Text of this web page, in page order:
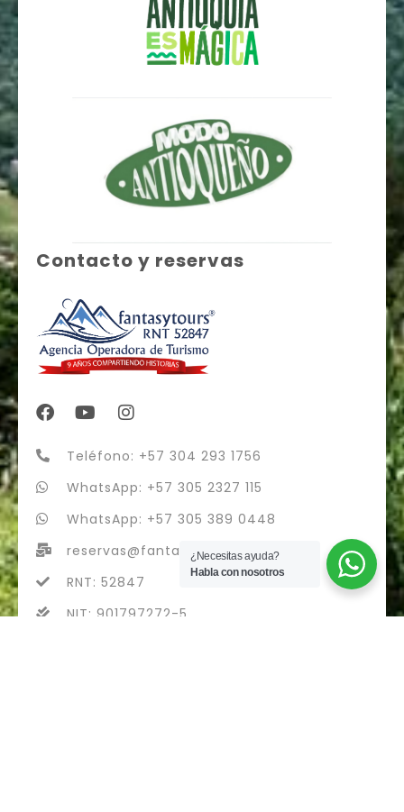
Contacto y reservas
Teléfono: +57 304 293 1756
WhatsApp: +57 305 2327 115
WhatsApp: +57 305 389 0448
reservas@fantasytours.co
RNT: 52847
NIT: 901797272-5
¿Necesitas ayuda?
Habla con nosotros